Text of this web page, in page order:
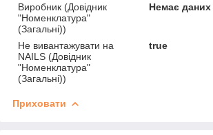
Виробник (Довідник
"Номенклатура"
(Загальні))
Немає даних
Не вивантажувати на
NAILS (Довідник
"Номенклатура"
(Загальні))
true
Приховати